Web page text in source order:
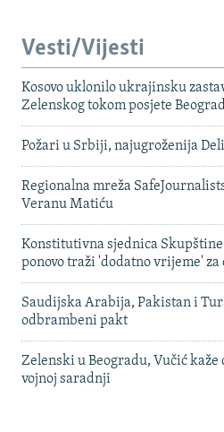
Vesti/Vijesti
Kosovo uklonilo ukrajinsku
Zelenskog tokom posjete
Požari u Srbiji, najugroženija
Regionalna mreža
Veranu Matiću
Konstitutivna sjednica Skupštine
ponovo traži 'dodatno vrijeme' za
Saudijska Arabija, Pakistan i
odbrambeni pakt
Zelenski u Beogradu, Vučić kaže
vojnoj saradnji